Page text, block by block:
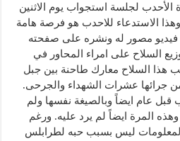
الأحدب لجلسة استجواب يوم الاثنين
الثاني. وهذا الاستدعاء للاحدب هو فرصة هامة
فيديو مصور له ونشره على صفحته
السلاح على امراء المحاور في
السلاح معارك طاحنة بين جبل
جرائها عشرات الشهداء والجرحى.
قبل عام ايضاً وبالصيغة نفسها ولم
المرة ايضاً لم يرد عليه. ورغم
ليس بسبب حبه لطرابلس